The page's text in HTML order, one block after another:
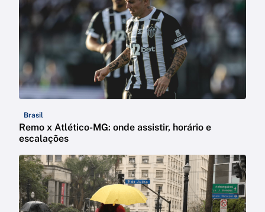
Brasil
Remo x Atlético-MG: onde assistir, horário e
escalações